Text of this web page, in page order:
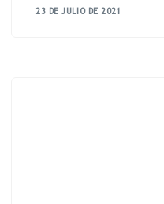
23 DE JULIO DE 2021